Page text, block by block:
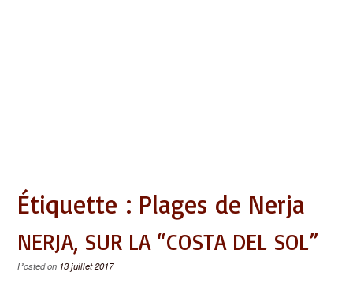
Étiquette : Plages de Nerja
NERJA, SUR LA “COSTA DEL SOL”
Posted on 13 juillet 2017